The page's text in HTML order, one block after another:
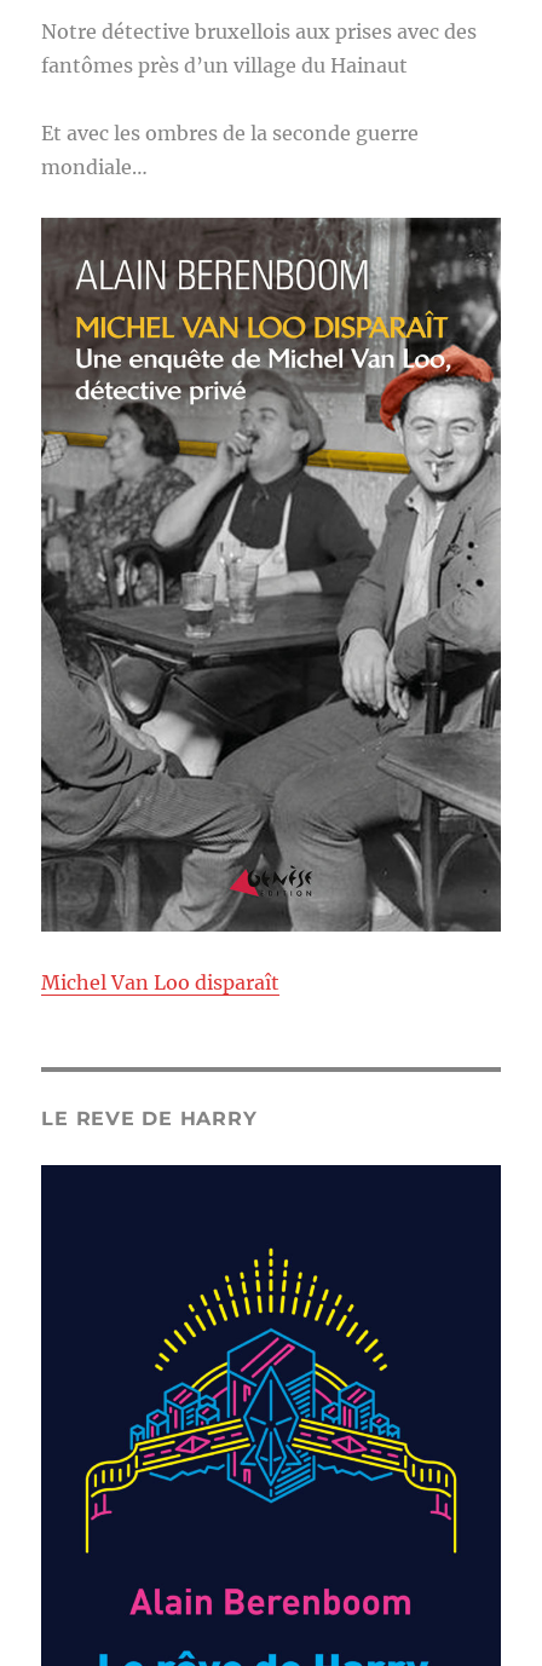
Notre détective bruxellois aux prises avec des
fantômes près d’un village du Hainaut
Et avec les ombres de la seconde guerre
mondiale…
Michel Van Loo disparaît
LE REVE DE HARRY